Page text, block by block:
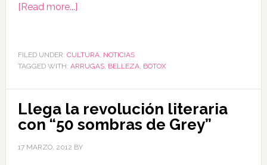
[Read more...]
FILED UNDER: CULTURA, NOTICIAS
TAGGED WITH: ARRUGAS, BELLEZA, BOTOX
Llega la revolución literaria
con “50 sombras de Grey”
17 MARZO, 2012 BY